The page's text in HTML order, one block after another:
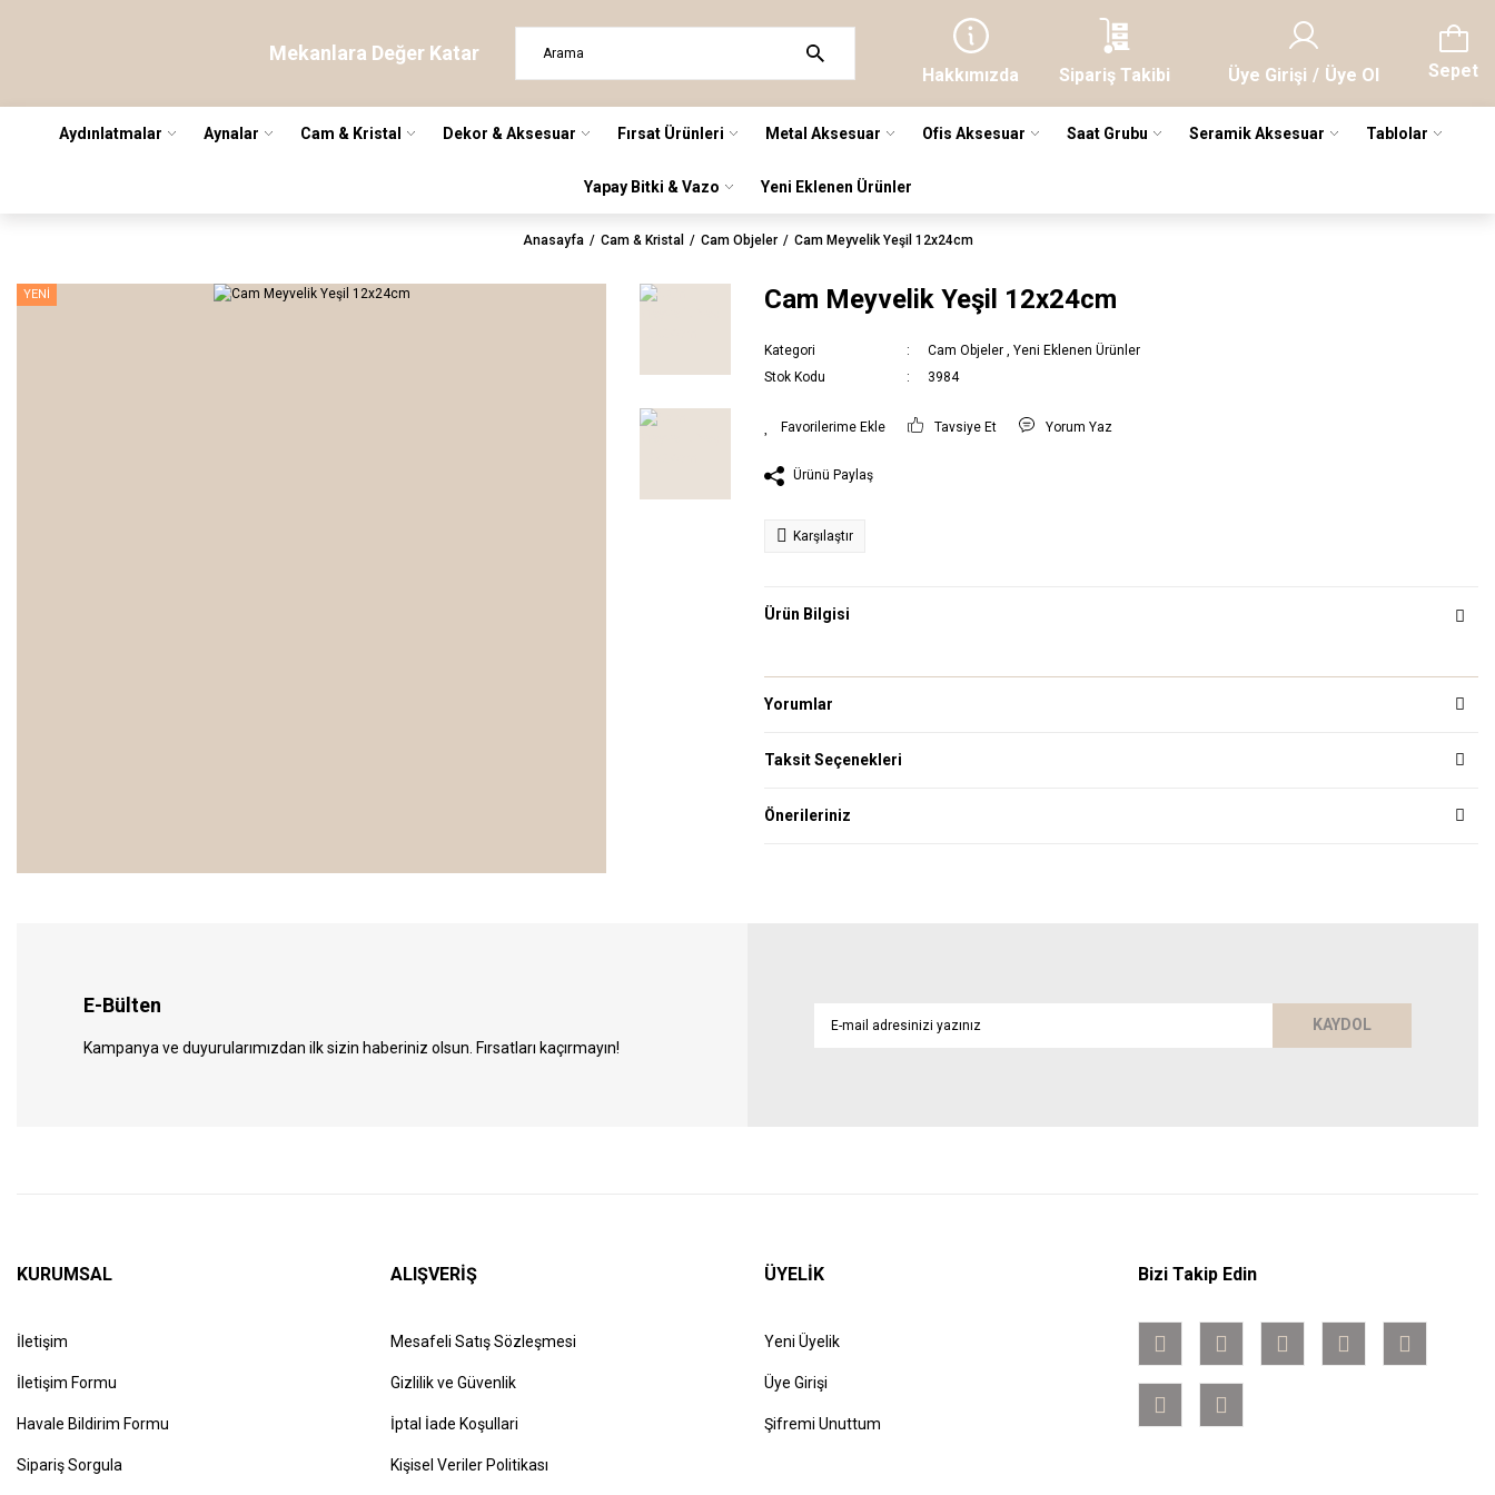
Mekanlara Değer Katar
Hakkımızda Sipariş Takibi Üye Girişi / Üye Ol Sepet
Aydınlatmalar Aynalar Cam & Kristal Dekor & Aksesuar Fırsat Ürünleri Metal Aksesuar Ofis Aksesuar Saat Grubu Seramik Aksesuar Tablolar
Yapay Bitki & Vazo Yeni Eklenen Ürünler
Anasayfa Cam & Kristal Cam Objeler Cam Meyvelik Yeşil 12x24cm
YENİ Cam Meyvelik Yeşil 12x24cm
Kategori Cam Objeler ,Yeni Eklenen Ürünler
Stok Kodu
3984
Tavsiye Et Yorum Yaz
Ürünü Paylaş
Karşılaştır
Ürün Bilgisi
Yorumlar
Taksit Seçenekleri
Önerileriniz
E-Bülten
Kampanya ve duyurularımızdan ilk sizin haberiniz olsun. Fırsatları kaçırmayın!
KAYDOL
KURUMSAL
İletişim
İletişim Formu
Havale Bildirim Formu
Sipariş Sorgula
ALIŞVERİŞ
Mesafeli Satış Sözleşmesi
Gizlilik ve Güvenlik
İptal İade Koşullari
Kişisel Veriler Politikası
ÜYELİK
Yeni Üyelik
Üye Girişi
Şifremi Unuttum
Bizi Takip Edin